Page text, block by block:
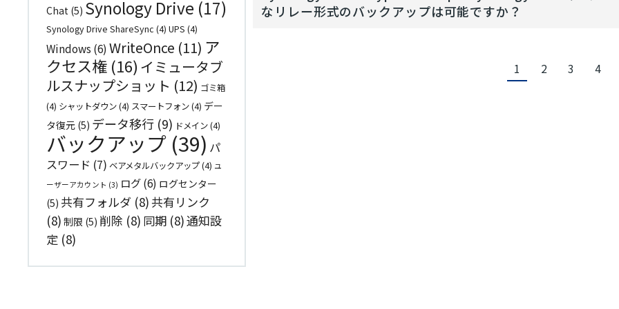
Chat (5) Synology Drive (17)
Synology Drive ShareSync (4) UPS (4)
Windows (6) WriteOnce (11) ア
クセス権 (16) イミュータブ
ルスナップショット (12) ゴミ箱
(4) シャットダウン(4) スマートフォン(4) デー
タ復元 (5) データ移行 (9) ドメイン(4)
バックアップ (39) パ
スワード (7) ベアメタルバックアップ(4) ユ
ーザーアカウント (3) ログ(6) ログセンター
(5) 共有フォルダ (8) 共有リンク
(8) 制限 (5) 削除 (8) 同期 (8)通知設
定 (8)
なリレー形式のバックアップは可能ですか？
1 2 3 4